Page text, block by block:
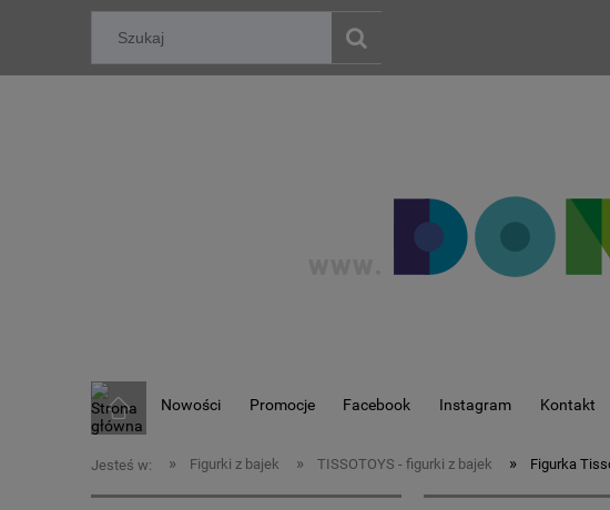
Nowości Promocje Facebook Instagram Kontakt
Jesteś w: » Figurki z bajek » TISSOTOYS - figurki z bajek » Figurka